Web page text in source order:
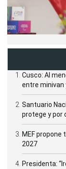
Cusco: Al
entre minivan
Santuario
protege y por
MEF
2027
Presidenta: